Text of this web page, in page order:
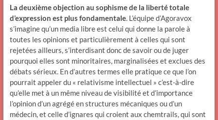
La deuxième objection au sophisme de la liberté totale
d’expression est plus fondamentale. L’équipe d’Agoravox
s’imagine qu’un media libre est celui qui donne la parole à
toutes les opinions et particulièrement à celles qui sont
rejetées ailleurs, s’interdisant donc de savoir ou de juger
pourquoi elles sont minoritaires, marginalisées et exclues des
débats sérieux. En d’autres termes elle pratique ce que l’on
pourrait appeler du « relativisme intellectuel » c’est-à-dire
qu’elle met à un même niveau de visibilité et d’importance
l’opinion d’un agrégé en structures mécaniques ou d’un
médecin, et celle d’ignares qui croient aux chemtrails, qui sont